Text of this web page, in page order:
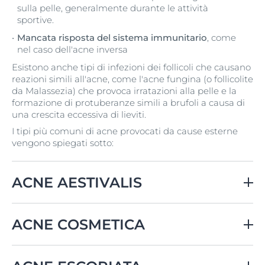
sulla pelle, generalmente durante le attività
sportive.
Mancata risposta del sistema immunitario, come
nel caso dell'acne inversa
Esistono anche tipi di infezioni dei follicoli che causano
reazioni simili all'acne, come l'acne fungina (o follicolite
da Malassezia) che provoca irratazioni alla pelle e la
formazione di protuberanze simili a brufoli a causa di
una crescita eccessiva di lieviti.
I tipi più comuni di acne provocati da cause esterne
vengono spiegati sotto:
ACNE AESTIVALIS
Acne di Maiorca.
Quando si presenta?
ACNE COSMETICA